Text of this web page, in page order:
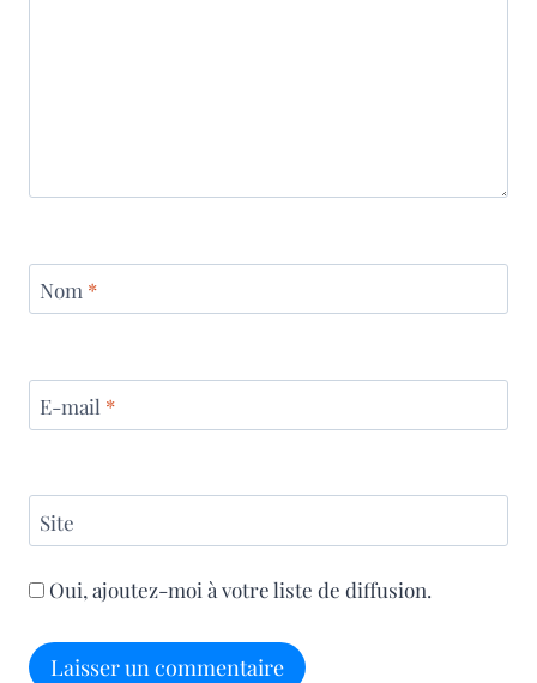
Nom *
E-mail *
Site
Oui, ajoutez-moi à votre liste de diffusion.